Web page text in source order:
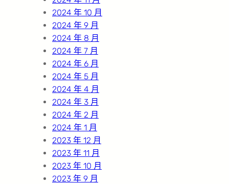
2024 年 10 月
2024 年 9 月
2024 年 8 月
2024 年 7 月
2024 年 6 月
2024 年 5 月
2024 年 4 月
2024 年 3 月
2024 年 2 月
2024 年 1 月
2023 年 12 月
2023 年 11 月
2023 年 10 月
2023 年 9 月